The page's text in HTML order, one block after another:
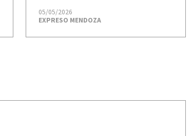
EXPRESO MENDOZA
05/05/2026